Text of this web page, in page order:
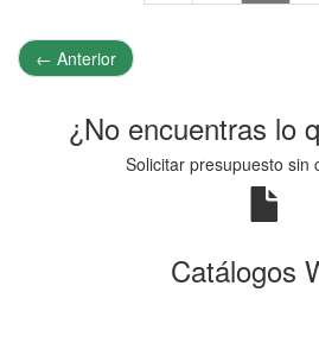
← Anterior
¿No encuentras lo
Solicitar presupuesto sin
Catálogos